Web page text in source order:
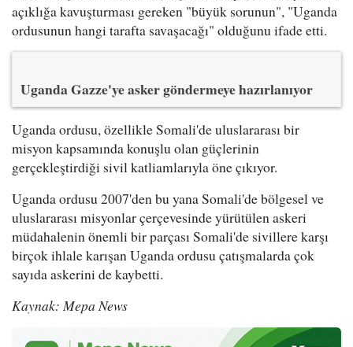
açıklığa kavuşturması gereken "büyük sorunun", "Uganda
ordusunun hangi tarafta savaşacağı" olduğunu ifade etti.
Uganda Gazze'ye asker göndermeye hazırlanıyor
Uganda ordusu, özellikle Somali'de uluslararası bir
misyon kapsamında konuşlu olan güçlerinin
gerçekleştirdiği sivil katliamlarıyla öne çıkıyor.
Uganda ordusu 2007'den bu yana Somali'de bölgesel ve
uluslararası misyonlar çerçevesinde yürütülen askeri
müdahalenin önemli bir parçası Somali'de sivillere karşı
birçok ihlale karışan Uganda ordusu çatışmalarda çok
sayıda askerini de kaybetti.
Kaynak: Mepa News